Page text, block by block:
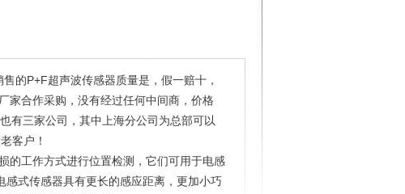
的P+F超声波传感器质量是，假一赔十，
家合作采购，没有经过任何中间商，价格
有三家公司，其中上海分公司为总部可以
客户！
工作方式进行位置检测，它们可用于电感
式传感器具有更长的感应距离，更加小巧